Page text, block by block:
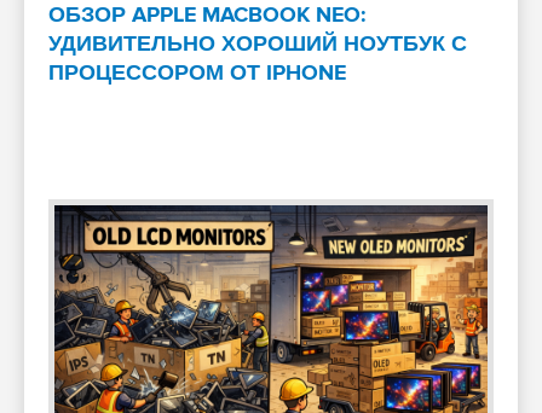
ОБЗОР APPLE MACBOOK NEO:
УДИВИТЕЛЬНО ХОРОШИЙ НОУТБУК С
ПРОЦЕССОРОМ ОТ IPHONE